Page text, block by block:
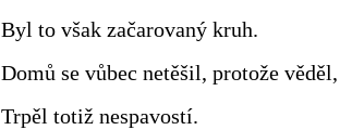
Byl to však začarovaný kruh.
Domů se vůbec netěšil, protože
Trpěl totiž nespavostí.